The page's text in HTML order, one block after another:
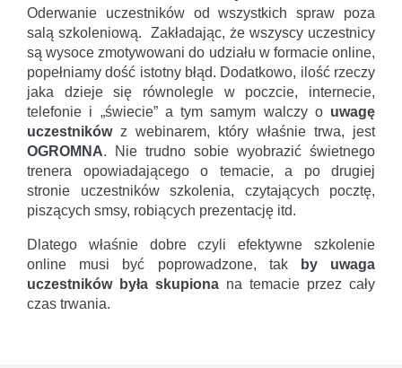
Oderwanie uczestników od wszystkich spraw poza
salą szkoleniową. Zakładając, że wszyscy uczestnicy
są wysoce zmotywowani do udziału w formacie online,
popełniamy dość istotny błąd. Dodatkowo, ilość rzeczy
jaka dzieje się równolegle w poczcie, internecie,
telefonie i „świecie” a tym samym walczy o uwagę
uczestnikówz webinarem, który właśnie trwa, jest
OGROMNA. Nie trudno sobie wyobrazić świetnego
trenera opowiadającego o temacie, a po drugiej
stronie uczestników szkolenia, czytających pocztę,
piszących smsy, robiących prezentację itd.
Dlatego właśnie dobre czyli efektywne szkolenie
online musi być poprowadzone, tak
by uwaga
uczestników była skupiona na temacie przez cały
czas trwania.